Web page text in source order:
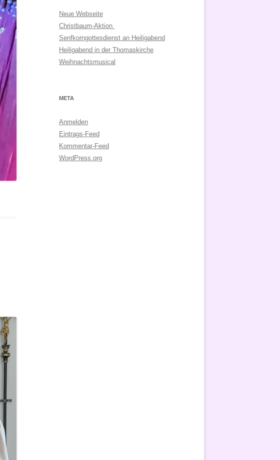
Neue Webseite
Christbaum-Aktion
Senfkorngottesdienst an Heiligabend
Heiligabend in der Thomaskirche
Weihnachtsmusical
META
Anmelden
Eintrags-Feed
Kommentar-Feed
WordPress.org